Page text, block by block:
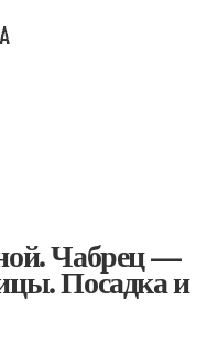
Чабрец —
Посадка и